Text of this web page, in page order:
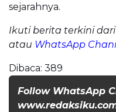
sejarahnya.
Ikuti berita terkini
atau WhatsApp
Dibaca: 389
Follow WhatsApp